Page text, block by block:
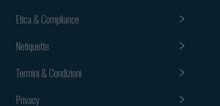
Etica & Compliance
Netiquette
Termini & Condizioni
Privacy